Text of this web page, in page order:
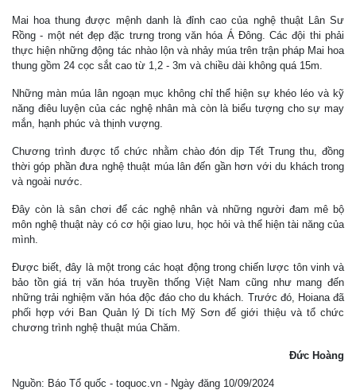
Mai hoa thung được mệnh danh là đỉnh cao của nghệ thuật Lân Sư
Rồng - một nét đẹp đặc trưng trong văn hóa Á Đông. Các đội thi phải
thực hiện những động tác nhào lộn và nhảy múa trên trận pháp Mai hoa
thung gồm 24 cọc sắt cao từ 1,2 - 3m và chiều dài không quá 15m.
Những màn múa lân ngoạn mục không chỉ thể hiện sự khéo léo và kỹ
năng điêu luyện của các nghệ nhân mà còn là biểu tượng cho sự may
mắn, hạnh phúc và thịnh vượng.
Chương trình được tổ chức nhằm chào đón dịp Tết Trung thu, đồng
thời góp phần đưa nghệ thuật múa lân đến gần hơn với du khách trong
và ngoài nước.
Đây còn là sân chơi để các nghệ nhân và những người đam mê bộ
môn nghệ thuật này có cơ hội giao lưu, học hỏi và thể hiện tài năng của
mình.
Được biết, đây là một trong các hoạt động trong chiến lược tôn vinh và
bảo tồn giá trị văn hóa truyền thống Việt Nam cũng như mang đến
những trải nghiệm văn hóa độc đáo cho du khách. Trước đó, Hoiana đã
phối hợp với Ban Quản lý Di tích Mỹ Sơn để giới thiệu và tổ chức
chương trình nghệ thuật múa Chăm.
Đức Hoàng
Nguồn: Báo Tổ quốc - toquoc.vn - Ngày đăng 10/09/2024